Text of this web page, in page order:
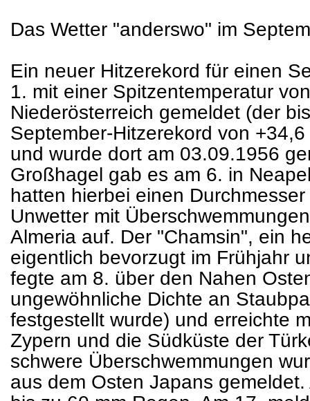
Das Wetter "anderswo" im
Ein neuer Hitzerekord für einen
1. mit einer Spitzentemperatur
Niederösterreich gemeldet (der
September-Hitzerekord von
und wurde dort am 03.09.1956
Großhagel gab es am 6. in
hatten hierbei einen
Unwetter mit
Almeria auf. Der "Chamsin", ein
eigentlich bevorzugt im Frühjahr
fegte am 8. über den Nahen
ungewöhnliche Dichte an
festgestellt wurde) und erreichte
Zypern und die Südküste der
schwere Überschwemmungen
aus dem Osten Japans